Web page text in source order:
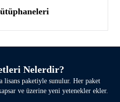
Nelerdir?
paketiyle sunulur. Her paket
ve üzerine yeni yetenekler ekler.